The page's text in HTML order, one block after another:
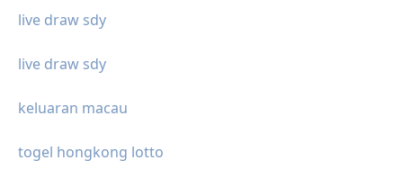
live draw sdy
live draw sdy
keluaran macau
togel hongkong lotto